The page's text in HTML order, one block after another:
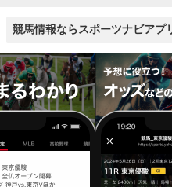
競馬情報ならスポーツナビアプ